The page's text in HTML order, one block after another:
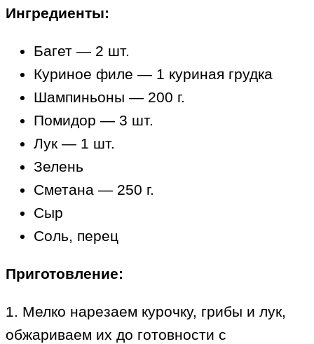
Ингредиенты:
Багет — 2 шт.
Куриное филе — 1 куриная грудка
Шампиньоны — 200 г.
Помидор — 3 шт.
Лук — 1 шт.
Зелень
Сметана — 250 г.
Сыр
Соль, перец
Приготовление:
1. Мелко нарезаем курочку, грибы и лук,
обжариваем их до готовности с